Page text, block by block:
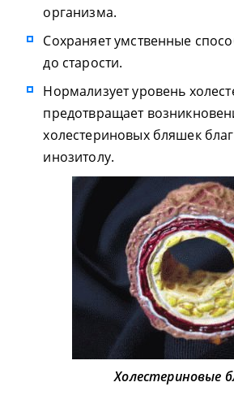
организма.
Сохраняет умственные
до старости.
Нормализует уровень
предотвращает
холестериновых бляшек
инозитолу.
Холестериновые